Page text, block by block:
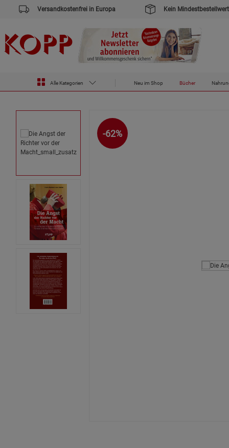
Versandkostenfrei in Europa Kein Mindestbestellwert
Alle Kategorien Neu im Shop Bücher
Zur Startseite des Kopp Verlag Online-Shop
Bücher Die Angst der Richter vor der Macht
-62%